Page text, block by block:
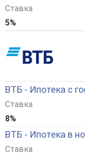
Ставка
5%
ВТБ - Ипотека с
Ставка
8%
ВТБ - Ипотека в
Ставка